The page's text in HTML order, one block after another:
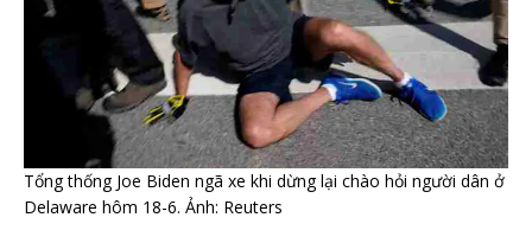
Tổng thống Joe Biden ngã xe khi dừng lại chào hỏi người dân ở
Delaware hôm 18-6. Ảnh: Reuters